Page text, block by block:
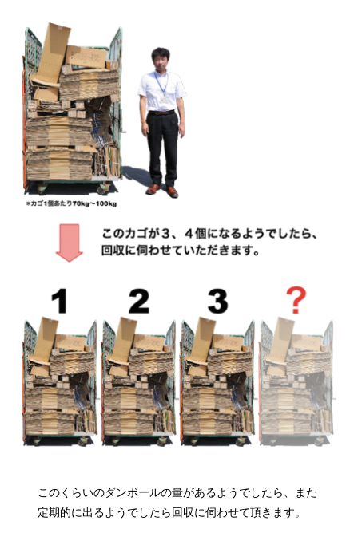
このくらいのダンボールの量があるようでしたら、また
定期的に出るようでしたら回収に伺わせて頂きます。